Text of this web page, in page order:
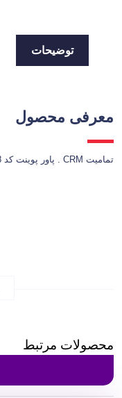
توضیحات
معرفی محصول
تمامیت CRM . پاور پوینت کد 128
محصولات مرتبط